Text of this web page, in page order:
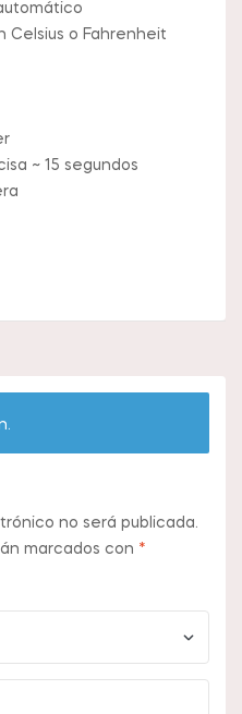
Celsius o Fahrenheit
~ 15 segundos
no será publicada.
marcados con *